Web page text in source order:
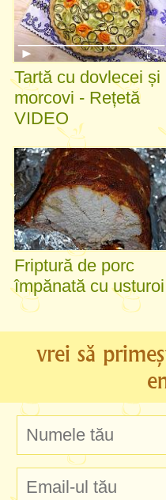
Tartă cu dovlecei și
morcovi - Rețetă
VIDEO
Friptură de porc
împănată cu usturoi
vrei să